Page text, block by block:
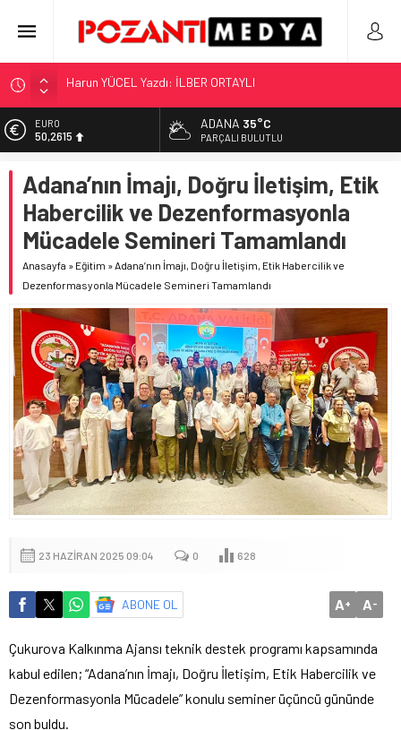
“KILAVUZ HATİCE’NİN MEZARI NEREDE?!!!”
Adana’nın Gizli Cenneti Pozantı Akçatekir Yaylası
Yılmaz Soğutma’dan Buzdolabı Uyarısı
Ajans
Harun YÜCEL Yazdı: İLBER ORTAYLI
ALTIN
5.910,66
11.456,34
DOLAR
42,6961
50,2615
ADANA 35°C
PARÇALI BULUTLU
Adana’nın İmajı, Doğru İletişim, Etik
Habercilik ve Dezenformasyonla
Mücadele Semineri Tamamlandı
Anasayfa » Eğitim »Adana’nın İmajı, Doğru İletişim, Etik Habercilik ve
Dezenformasyonla Mücadele Semineri Tamamlandı
23 HAZIRAN 2025 09:04 0 628
ABONE OL A+ A-
Çukurova Kalkınma Ajansı teknik destek programı kapsamında
kabul edilen; “Adana’nın İmajı, Doğru İletişim, Etik Habercilik ve
Dezenformasyonla Mücadele” konulu seminer üçüncü gününde
son buldu.